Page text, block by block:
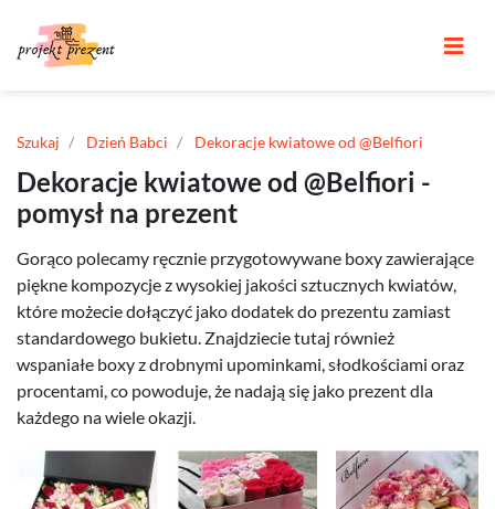
Szukaj Dzień Babci Dekoracje kwiatowe od @Belfiori
Dekoracje kwiatowe od @Belfiori -
pomysł na prezent
Gorąco polecamy ręcznie przygotowywane boxy zawierające
piękne kompozycje z wysokiej jakości sztucznych kwiatów,
które możecie dołączyć jako dodatek do prezentu zamiast
standardowego bukietu. Znajdziecie tutaj również
wspaniałe boxy z drobnymi upominkami, słodkościami oraz
procentami, co powoduje, że nadają się jako prezent dla
każdego na wiele okazji.